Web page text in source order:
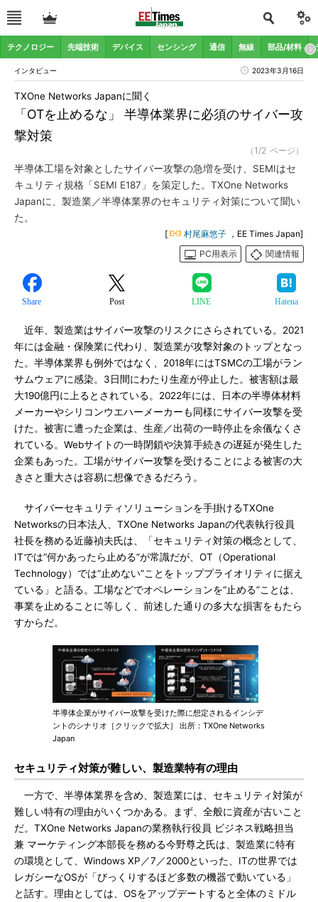
テクノロジー 先端技術 デバイス センシング 通信 無線 部品/材料
インタビュー 2023年3月16日
「OTを止めるな」 半導体業界に必須のサイバー攻
撃対策
TXOne Networks Japanに聞く
（1/2 ページ）
半導体工場を対象としたサイバー攻撃の急増を受け、SEMIはセ
キュリティ規格「SEMI E187」を策定した。TXOne Networks
Japanに、製造業／半導体業界のセキュリティ対策について聞い
た。
[ 村尾麻悠子 ，EE Times Japan]
PC用表示
関連情報
Share Post LINE Hatena
近年、製造業はサイバー攻撃のリスクにさらされている。2021
年には金融・保険業に代わり、製造業が攻撃対象のトップとなっ
た。半導体業界も例外ではなく、2018年にはTSMCの工場がラン
サムウェアに感染。3日間にわたり生産が停止した。被害額は最
大190億円に上るとされている。2022年には、日本の半導体材料
メーカーやシリコンウエハーメーカーも同様にサイバー攻撃を受
けた。被害に遭った企業は、生産／出荷の一時停止を余儀なくさ
れている。Webサイトの一時閉鎖や決算手続きの遅延が発生した
企業もあった。工場がサイバー攻撃を受けることによる被害の大
きさと重大さは容易に想像できるだろう。
サイバーセキュリティソリューションを手掛けるTXOne
Networksの日本法人、TXOne Networks Japanの代表執行役員
社長を務める近藤禎夫氏は、「セキュリティ対策の概念として、
ITでは“何かあったら止める”が常識だが、OT（Operational
Technology）では“止めない”ことをトッププライオリティに据え
ている」と語る。工場などでオペレーションを“止める”ことは、
事業を止めることに等しく、前述した通りの多大な損害をもたら
すからだ。
半導体企業がサイバー攻撃を受けた際に想定されるインシデ
ントのシナリオ［クリックで拡大］ 出所：TXOne Networks
Japan
セキュリティ対策が難しい、製造業特有の理由
一方で、半導体業界を含め、製造業には、セキュリティ対策が
難しい特有の理由がいくつかある。まず、全般に資産が古いこと
だ。TXOne Networks Japanの業務執行役員 ビジネス戦略担当
兼 マーケティング本部長を務める今野尊之氏は、製造業に特有
の環境として、Windows XP／7／2000といった、ITの世界では
レガシーなOSが「びっくりするほど多数の機器で動いている」
と話す。理由としては、OSをアップデートすると全体のミドル